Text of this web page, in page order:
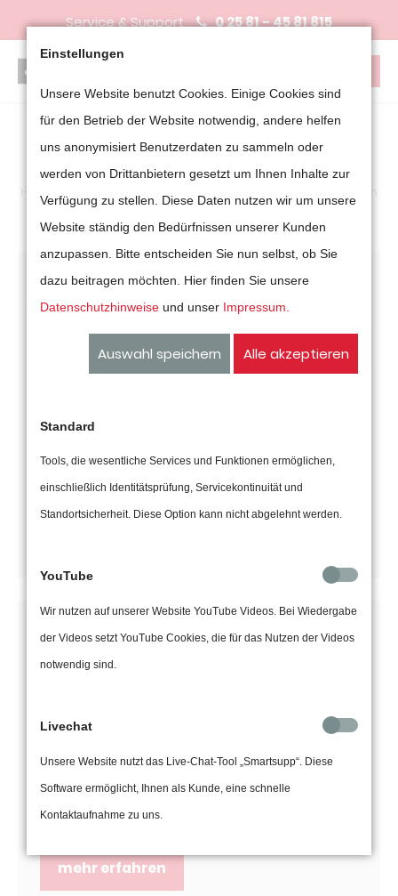
Service & Support 0 25 81 - 45 81 815
Motorleinwände
Hier erfahren Sie mehr über alphaluxx Produkte im Bereich
Motorleinwand
Elektromotoren. So können Sie die Leinwand in
alle Räume integrieren...
mehr erfahren
Transparent-Schutz
Schutzsysteme für Arztpraxen , Apotheken,
Banken und alle, die den Publikumsverkehr
offen halten...
mehr erfahren
Einstellungen
Unsere Website benutzt Cookies. Einige Cookies sind
für den Betrieb der Website notwendig, andere helfen
uns anonymisiert Benutzerdaten zu sammeln oder
werden von Drittanbietern gesetzt um Ihnen Inhalte zur
Verfügung zu stellen. Diese Daten nutzen wir um unsere
Website ständig den Bedürfnissen unserer Kunden
anzupassen. Bitte entscheiden Sie nun selbst, ob Sie
dazu beitragen möchten. Hier finden Sie unsere
Datenschutzhinweise und unser Impressum.
Auswahl speichern Alle akzeptieren
Standard
Tools, die wesentliche Services und Funktionen ermöglichen,
einschließlich Identitätsprüfung, Servicekontinuität und
Standortsicherheit. Diese Option kann nicht abgelehnt werden.
YouTube
Wir nutzen auf unserer Website YouTube Videos. Bei Wiedergabe
der Videos setzt YouTube Cookies, die für das Nutzen der Videos
notwendig sind.
Livechat
Unsere Website nutzt das Live-Chat-Tool „Smartsupp“. Diese
Software ermöglicht, Ihnen als Kunde, eine schnelle
Kontaktaufnahme zu uns.